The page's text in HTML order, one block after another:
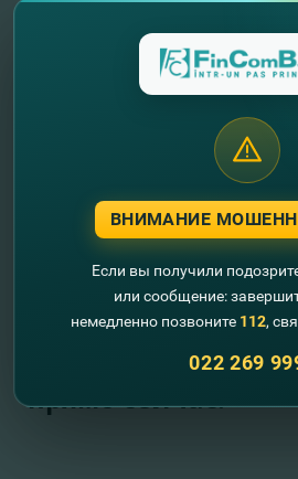
- в банкоматах других
Кроме того, вас порадуют
MasterCard FinComBank &
по всему
Путешествуйте с
эксклюзивные бизнес-
Не упустите возможность
первых обладателей
в Молдове - карты
Rompetrol!
Откройте карту
прямо сейчас!
ВНИМАНИЕ
Если вы получили
или сообщение:
немедленно позвоните 112,
022 269